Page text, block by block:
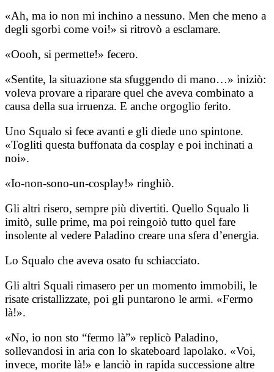
«Ah, ma io non mi inchino a nessuno. Men che meno a
degli sgorbi come voi!» si ritrovò a esclamare.
«Oooh, si permette!» fecero.
«Sentite, la situazione sta sfuggendo di mano…» iniziò:
voleva provare a riparare quel che aveva combinato a
causa della sua irruenza. E anche orgoglio ferito.
Uno Squalo si fece avanti e gli diede uno spintone.
«Togliti questa buffonata da cosplay e poi inchinati a
noi».
«Io-non-sono-un-cosplay!» ringhiò.
Gli altri risero, sempre più divertiti. Quello Squalo li
imitò, sulle prime, ma poi reingoiò tutto quel fare
insolente al vedere Paladino creare una sfera d’energia.
Lo Squalo che aveva osato fu schiacciato.
Gli altri Squali rimasero per un momento immobili, le
risate cristallizzate, poi gli puntarono le armi. «Fermo
là!».
«No, io non sto “fermo là”» replicò Paladino,
sollevandosi in aria con lo skateboard lapolako. «Voi,
invece, morite là!» e lanciò in rapida successione altre